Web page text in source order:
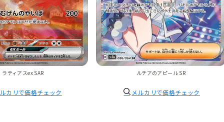
ラティアスex SAR
カリで価格チェック
ルチアのアピール SR
メルカリで価格チェック